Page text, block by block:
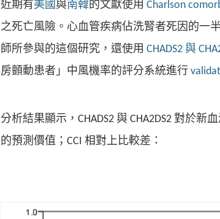
近期有 美國與南韓的文獻使用 Charlson
之死亡風險。心血管疾病佔洗腎者死因的一
師所參與的這個研究，還使用 CHADS2 與
房顫動患者」中風機率的評分系統進行
分析結果顯示，CHADS2 與 CHA2DS2 對於
的預測價值；CCI 相對上比較差：